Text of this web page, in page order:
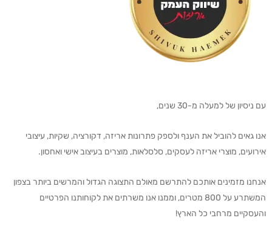
עם ניסיון של למעלה מ-30 שנים,
אנו גאים להוביל את הענף ולספק פתרונות אריזה, דקורציה, שקיות, עיצובי
אירועים, מוצרי אריזה לעסקים, סלסלאות, מוצרים בעיצוב אישי ואחסון.
אנחנו מזמינים אותכם להתרשם מאולם התצוגה הגדול והמרשים ביותר בצפון
המשתרע על 800 מטרים, וממנו אנו משרתים את לקוחותנו הפרטיים
והעסקיים מרחבי כל הארץ!